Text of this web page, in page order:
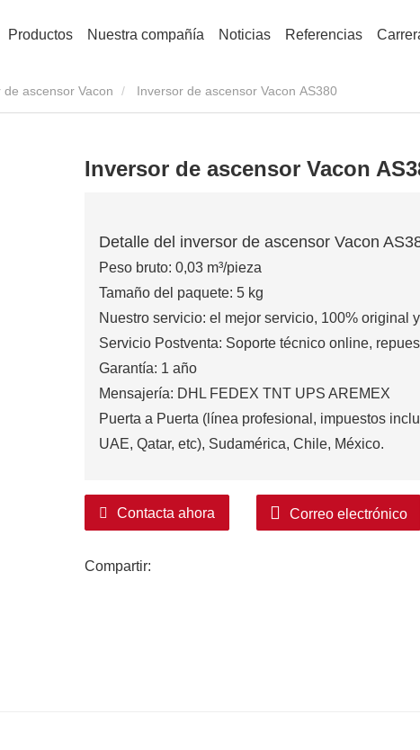
Productos Nuestra compañía Noticias Referencias
de ascensor Vacon Inversor de ascensor Vacon AS380
Inversor de ascensor Vacon
Detalle del inversor de ascensor Vacon
Peso bruto: 0,03 m³/pieza
Tamaño del paquete: 5 kg
Nuestro servicio: el mejor servicio, 100% original
Servicio Postventa: Soporte técnico online,
Garantía: 1 año
Mensajería: DHL FEDEX TNT UPS AREMEX
Puerta a Puerta (línea profesional, impuestos
UAE, Qatar, etc), Sudamérica, Chile, México.
Contacta ahora Correo electrónico
Compartir: